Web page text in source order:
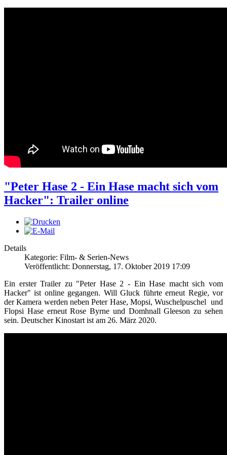
"Peter Hase 2 - Ein Hase macht sich vom
Hacker": Trailer online
Details
Kategorie: Film- & Serien-News
Veröffentlicht: Donnerstag, 17. Oktober 2019 17:09
Ein erster Trailer zu "Peter Hase 2 - Ein Hase macht sich vom
Hacker" ist online gegangen. Will Gluck führte erneut Regie, vor
der Kamera werden neben Peter Hase, Mopsi, Wuschelpuschel und
Flopsi Hase erneut Rose Byrne und Domhnall Gleeson zu sehen
sein. Deutscher Kinostart ist am 26. März 2020.